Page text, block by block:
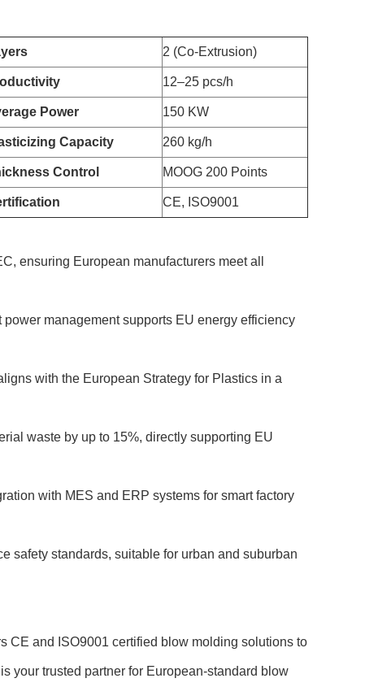
2 (Co-Extrusion)
12–25 pcs/h
Power 150 KW
Capacity 260 kg/h
Control MOOG 200 Points
CE, ISO9001
ensuring European manufacturers meet all
management supports EU energy efficiency
with the European Strategy for Plastics in a
waste by up to 15%, directly supporting EU
with MES and ERP systems for smart factory
safety standards, suitable for urban and suburban
CE and ISO9001 certified blow molding solutions to
your trusted partner for European-standard blow